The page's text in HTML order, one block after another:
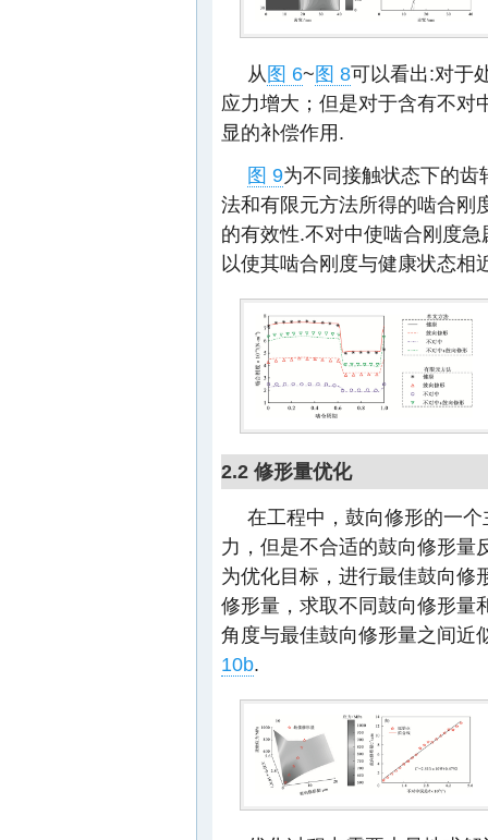
从图 6~图 8可以看出:对于
应力增大；但是对于含有不对
显的补偿作用.
图 9为不同接触状态下的
法和有限元方法所得的啮合刚
的有效性.不对中使啮合刚度
以使其啮合刚度与健康状态相
2.2 修形量优化
在工程中，鼓向修形的一
力，但是不合适的鼓向修形量
为优化目标，进行最佳鼓向修
修形量，求取不同鼓向修形量
角度与最佳鼓向修形量之间近
10b.